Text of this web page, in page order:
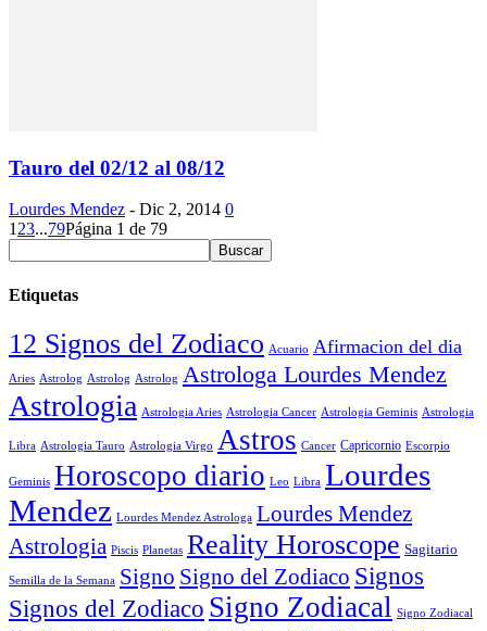
Tauro del 02/12 al 08/12
Lourdes Mendez - Dic 2, 2014 0
1 23...79Página 1 de 79
Etiquetas
12 Signos del Zodiaco Acuario Afirmacion del dia
Aries Astrolog Astrolog Astrolog Astrologa Lourdes Mendez
Astrologia Astrologia Aries Astrologia Cancer Astrologia Geminis Astrologia
Libra Astrologia Tauro Astrologia Virgo Astros Cancer Capricornio Escorpio
Geminis Horoscopo diario Leo Libra Lourdes
Mendez Lourdes Mendez Astrologa Lourdes Mendez
Astrologia Piscis Planetas Reality Horoscope Sagitario
Semilla de la Semana Signo Signo del Zodiaco Signos
Signos del Zodiaco Signo Zodiacal Signo Zodiacal